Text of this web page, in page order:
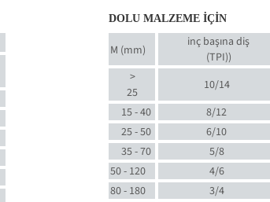
DOLU MALZEME İÇİN
M (mm)
inç başına diş
(TPI))
>
25
10/14
15 - 40
8/12
25 - 50
6/10
35 - 70
5/8
50 - 120
4/6
80 - 180
3/4